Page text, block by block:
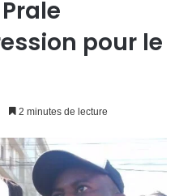
pour le
2 minutes de lecture